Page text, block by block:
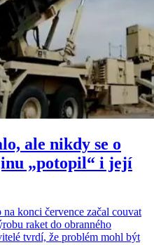
ale nikdy se o
„potopil“ i její
konci července začal couvat
raket do obranného
tvrdí, že problém mohl být